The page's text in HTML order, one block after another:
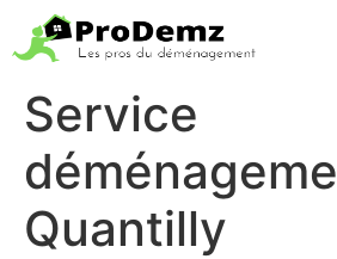
Service
Quantilly